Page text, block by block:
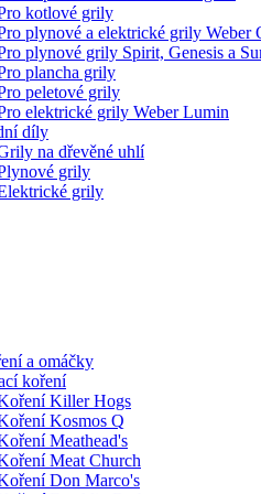
kotlové grily
plynové a elektrické grily Weber
plynové grily Spirit, Genesis a
plancha grily
peletové grily
elektrické grily Weber Lumin
díly
na dřevěné uhlí
grily
grily
a omáčky
koření
Killer Hogs
Kosmos Q
Meathead's
Meat Church
Don Marco's